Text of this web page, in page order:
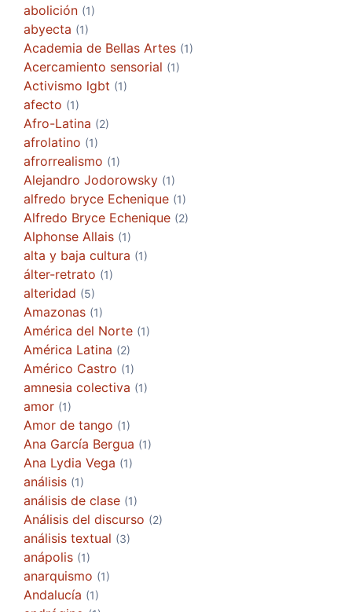
abolición (1)
abyecta (1)
Academia de Bellas Artes (1)
Acercamiento sensorial (1)
Activismo lgbt (1)
afecto (1)
Afro-Latina (2)
afrolatino (1)
afrorrealismo (1)
Alejandro Jodorowsky (1)
alfredo bryce Echenique (1)
Alfredo Bryce Echenique (2)
Alphonse Allais (1)
alta y baja cultura (1)
álter-retrato (1)
alteridad (5)
Amazonas (1)
América del Norte (1)
América Latina (2)
Américo Castro (1)
amnesia colectiva (1)
amor (1)
Amor de tango (1)
Ana García Bergua (1)
Ana Lydia Vega (1)
análisis (1)
análisis de clase (1)
Análisis del discurso (2)
análisis textual (3)
anápolis (1)
anarquismo (1)
Andalucía (1)